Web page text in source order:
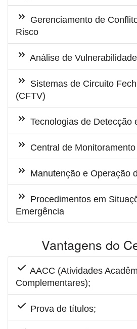
Gerenciamento de
Risco
Análise de
Sistemas de Circuito
(CFTV)
Tecnologias de Detecção
Central de Monitoramento
Manutenção e Operação
Procedimentos em
Emergência
Vantagens do
AACC (Atividades
Complementares);
Prova de títulos;